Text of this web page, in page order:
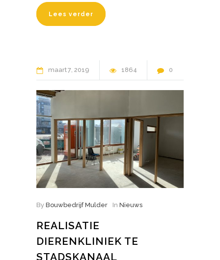
Lees verder
maart7 2019 1864 0
By Bouwbedrijf Mulder In Nieuws
REALISATIE
DIERENKLINIEK TE
STADSKANAAL